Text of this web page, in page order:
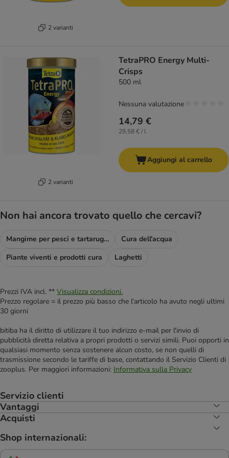
2 varianti
2 varianti
TetraPRO Energy Multi-
Crisps
500 ml
14,79 €
29,58 € / l
Nessuna valutazione
Aggiungi al carrello
Non hai ancora trovato quello che cercavi?
Mangime per pesci e tartarughe
Cura dell'acqua
Piante viventi e prodotti cura
Laghetti
Prezzi IVA incl. ** Visualizza condizioni.
Prezzo regolare = il prezzo più basso che l'articolo ha avuto negli ultimi
30 giorni
bitiba ha il diritto di utilizzare il tuo indirizzo e-mail per l'invio di
pubblicità diretta relativa a propri prodotti o servizi simili. Puoi opporti in
qualsiasi momento senza sostenere alcun costo, se non quelli di
trasmissione secondo le tariffe di base, contattando il Servizio Clienti di
zooplus. Per maggiori informazioni: Informativa sulla Privacy
Servizio clienti
Vantaggi
Acquisti
Shop internazionali: